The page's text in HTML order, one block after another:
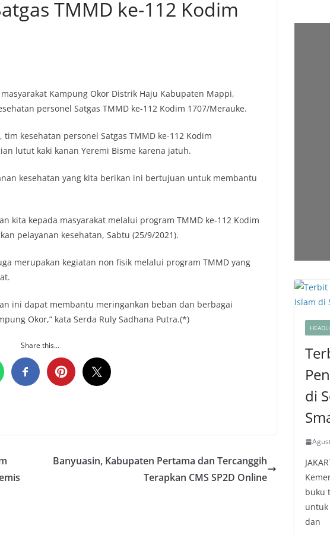
TMMD ke-112 Kodim
masyarakat Kampung Okor Distrik Haju Kabupaten Mappi,
personel Satgas TMMD ke-112 Kodim 1707/Merauke.
kesehatan personel Satgas TMMD ke-112 Kodim
lutut kaki kanan Yeremi Bisme karena jatuh.
kesehatan yang kita berikan ini bertujuan untuk membantu
kita kepada masyarakat melalui program TMMD ke-112 Kodim
pelayanan kesehatan, Sabtu (25/9/2021).
merupakan kegiatan non fisik melalui program TMMD yang
ini dapat membantu meringankan beban dan berbagai
Okor,” kata Serda Ruly Sadhana Putra.(*)
Share this...
Banyuasin, Kabupaten Pertama dan Tercanggih
Terapkan CMS SP2D Online
di
buku
untuk
dan